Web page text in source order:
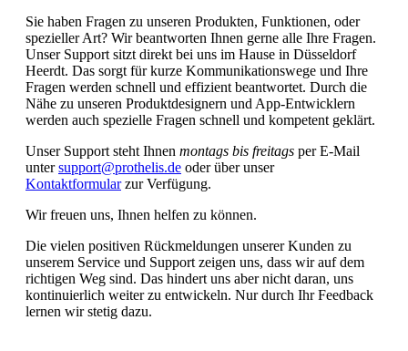
Sie haben Fragen zu unseren Produkten, Funktionen, oder
spezieller Art? Wir beantworten Ihnen gerne alle Ihre Fragen.
Unser Support sitzt direkt bei uns im Hause in Düsseldorf
Heerdt. Das sorgt für kurze Kommunikationswege und Ihre
Fragen werden schnell und effizient beantwortet. Durch die
Nähe zu unseren Produktdesignern und App-Entwicklern
werden auch spezielle Fragen schnell und kompetent geklärt.
Unser Support steht Ihnen montags bis freitags per E-Mail
untersupport@prothelis.de oder über unser
Kontaktformularzur Verfügung.
Wir freuen uns, Ihnen helfen zu können.
Die vielen positiven Rückmeldungen unserer Kunden zu
unserem Service und Support zeigen uns, dass wir auf dem
richtigen Weg sind. Das hindert uns aber nicht daran, uns
kontinuierlich weiter zu entwickeln. Nur durch Ihr Feedback
lernen wir stetig dazu.